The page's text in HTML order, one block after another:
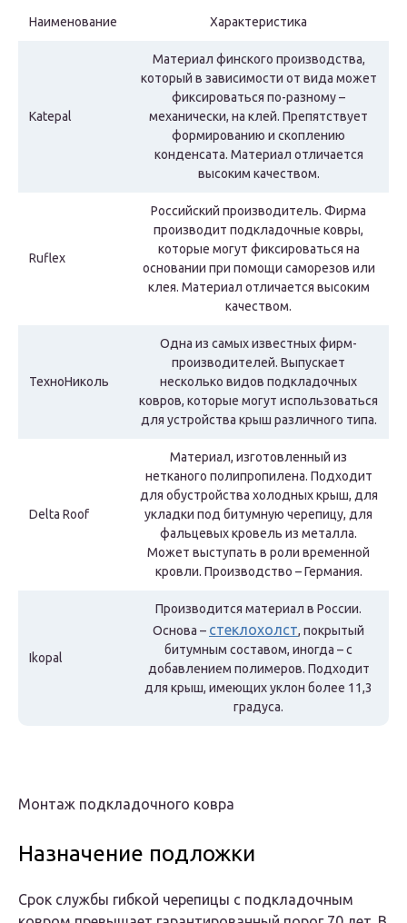
Наименование Характеристика
Katepal
Материал финского производства,
который в зависимости от вида может
фиксироваться по-разному –
механически, на клей. Препятствует
формированию и скоплению
конденсата. Материал отличается
высоким качеством.
Ruflex
Российский производитель. Фирма
производит подкладочные ковры,
которые могут фиксироваться на
основании при помощи саморезов или
клея. Материал отличается высоким
качеством.
ТехноНиколь
Одна из самых известных фирм-
производителей. Выпускает
несколько видов подкладочных
ковров, которые могут использоваться
для устройства крыш различного типа.
Delta Roof
Материал, изготовленный из
нетканого полипропилена. Подходит
для обустройства холодных крыш, для
укладки под битумную черепицу, для
фальцевых кровель из металла.
Может выступать в роли временной
кровли. Производство – Германия.
Ikopal
Производится материал в России.
Основа – стеклохолст, покрытый
битумным составом, иногда – с
добавлением полимеров. Подходит
для крыш, имеющих уклон более 11,3
градуса.
Монтаж подкладочного ковра
Назначение подложки
Срок службы гибкой черепицы с подкладочным